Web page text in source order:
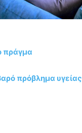
πράγμα
πρόβλημα υγείας